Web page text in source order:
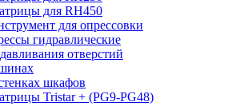
для RH450
для опрессовки
гидравлические
отверстий
шкафов
Tristar + (PG9-PG48)